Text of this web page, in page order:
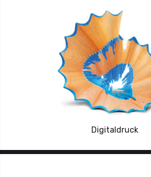
Digitaldruck